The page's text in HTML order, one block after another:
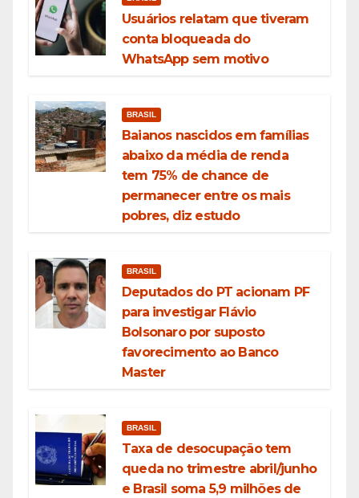
Usuários relatam que tiveram
conta bloqueada do
WhatsApp sem motivo
BRASIL
Baianos nascidos em famílias
abaixo da média de renda
tem 75% de chance de
permanecer entre os mais
pobres, diz estudo
BRASIL
Deputados do PT acionam PF
para investigar Flávio
Bolsonaro por suposto
favorecimento ao Banco
Master
BRASIL
Taxa de desocupação tem
queda no trimestre abril/junho
e Brasil soma 5,9 milhões de